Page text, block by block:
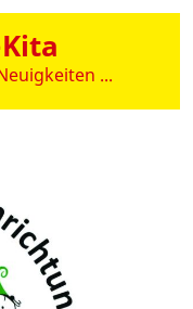
...